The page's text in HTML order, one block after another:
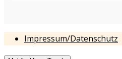
Impressum/Datenschutz